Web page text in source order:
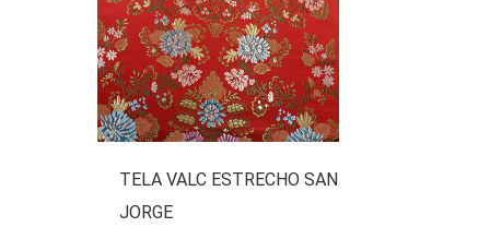
TELA VALC ESTRECHO SAN
JORGE